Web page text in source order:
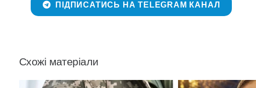
ПІДПИСАТИСЬ НА TELEGRAM КАНАЛ
Схожі матеріали